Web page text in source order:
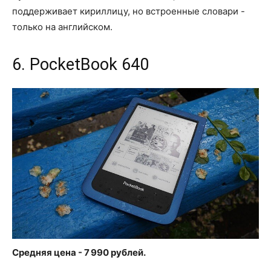
поддерживает кириллицу, но встроенные словари -
только на английском.
6. PocketBook 640
Средняя цена - 7 990 рублей.